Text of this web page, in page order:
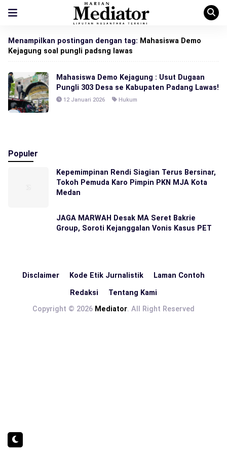
Menampilkan postingan dengan tag: Mahasiswa Demo
Kejagung soal pungli padsng lawas
Mahasiswa Demo Kejagung : Usut Dugaan
Pungli 303 Desa se Kabupaten Padang Lawas!
12 Januari 2026 Hukum
Populer
Kepemimpinan Rendi Siagian Terus Bersinar,
Tokoh Pemuda Karo Pimpin PKN MJA Kota
Medan
JAGA MARWAH Desak MA Seret Bakrie
Group, Soroti Kejanggalan Vonis Kasus PET
Disclaimer Kode Etik Jurnalistik Laman Contoh
Redaksi
Tentang Kami
Copyright © 2026 Mediator. All Right Reserved